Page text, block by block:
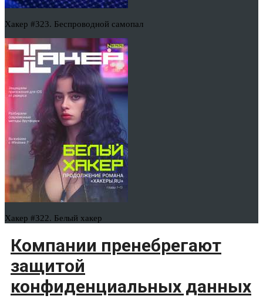
Хакер #323. Беспроводной самопал
Хакер #322. Белый хакер
Компании пренебрегают
защитой
конфиденциальных данных